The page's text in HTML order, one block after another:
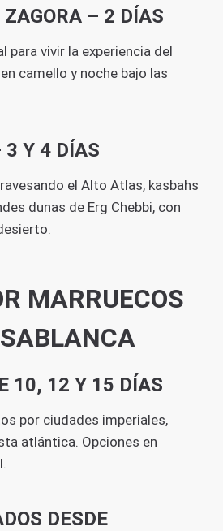
ZAGORA – 2 DÍAS
para vivir la experiencia del
camello y noche bajo las
3 Y 4 DÍAS
el Alto Atlas, kasbahs
dunas de Erg Chebbi, con
MARRUECOS
10, 12 Y 15 DÍAS
por ciudades imperiales,
atlántica. Opciones en
DESDE